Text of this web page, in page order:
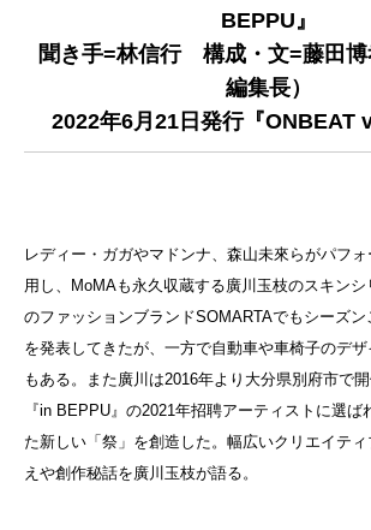
BEPPU』
聞き手=林信行 構成・文=藤田博
編集長）
2022年6月21日発行『ONBEAT
レディー・ガガやマドンナ、森山未來らがパフ
用し、MoMAも永久収蔵する廣川玉枝のスキンシ
のファッションブランドSOMARTAでもシーズ
を発表してきたが、一方で自動車や車椅子のデ
もある。また廣川は2016年より大分県別府市で
『in BEPPU』の2021年招聘アーティストに選ば
た新しい「祭」を創造した。幅広いクリエイテ
えや創作秘話を廣川玉枝が語る。